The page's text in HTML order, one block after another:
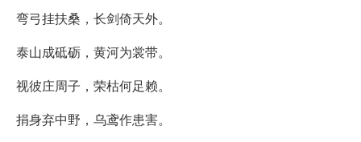
弯弓挂扶桑，长剑倚天外。
泰山成砥砺，黄河为裳带。
视彼庄周子，荣枯何足赖。
捐身弃中野，乌鸢作患害。